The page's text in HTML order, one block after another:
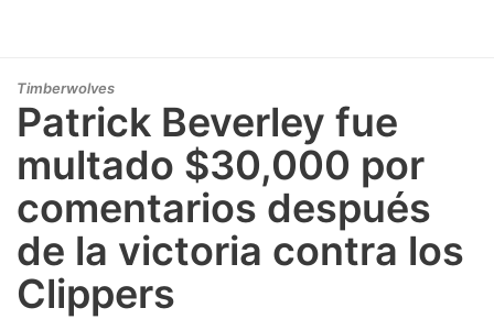
Timberwolves
Patrick Beverley fue
multado $30,000 por
comentarios después
de la victoria contra los
Clippers